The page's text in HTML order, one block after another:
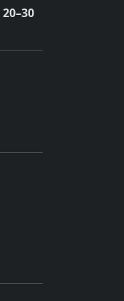
20–30